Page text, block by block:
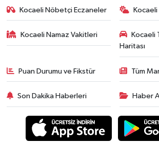
Kocaeli Nöbetçi Eczaneler Kocaeli
Kocaeli Namaz Vakitleri
Kocaeli
Haritası
Puan Durumu ve Fikstür Tüm
Son Dakika Haberleri Haber